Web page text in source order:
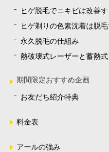
ヒゲ脱毛でニキビは改善す
ヒゲ剃りの色素沈着は脱
永久脱毛の仕組み
熱破壊式レーザーと蓄熱
期間限定おすすめ企画
お友だち紹介特典
料金表
アールの強み